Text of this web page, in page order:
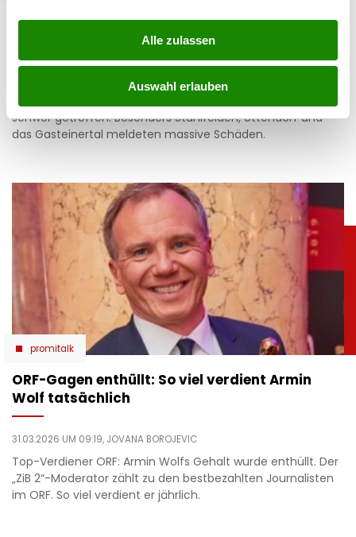
Alle zulassen
Auswahl erlauben
Ausnahmezustand: Schwere Schäden nach
Gewittern in Salzburg
Heftige Gewitter haben am Donnerstag Teile Salzburgs
schwer getroffen. Besonders Stuhlfelden, Uttendorf und
das Gasteinertal meldeten massive Schäden.
promitalk
ORF-Gagen enthüllt: So viel verdient Armin
Wolf tatsächlich
31.03.2026 UM 09:19, JOVANA BOROJEVIC
Top-Verdiener ORF: Armin Wolfs Gehalt wurde enthüllt. Der
„ZiB 2“-Moderator zählt zu den bestbezahlten Journalisten
im ORF. So viel verdient er jährlich.